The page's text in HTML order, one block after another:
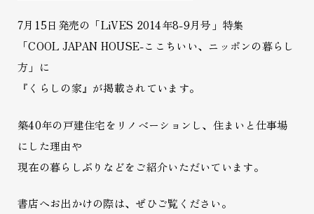
7月15日発売の「LiVES 2014年8-9月号」特集
「COOL JAPAN HOUSE-ここちいい、ニッポンの暮らし
方」に
『くらしの家』が掲載されています。
築40年の戸建住宅をリノベーションし、住まいと仕事場
にした理由や
現在の暮らしぶりなどをご紹介いただいています。
書店へお出かけの際は、ぜひご覧ください。